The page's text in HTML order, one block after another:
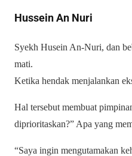
Hussein An Nuri
Syekh Husein An-Nuri, dan
mati.
Ketika hendak menjalankan
Hal tersebut membuat
diprioritaskan?” Apa yang
“Saya ingin mengutamakan